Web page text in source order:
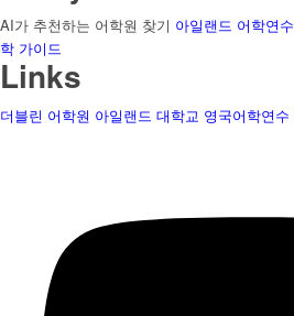
AI가 추천하는 어학원 찾기 아일랜드 어학연수
학 가이드
Links
더블린 어학원 아일랜드 대학교 영국어학연수